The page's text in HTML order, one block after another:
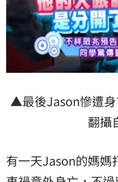
▲最後Jason慘遭身
翻攝
有一天Jason的媽媽